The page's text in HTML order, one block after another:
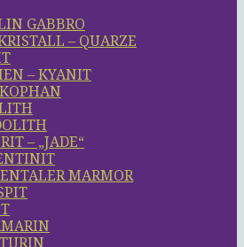
GABBRO
– QUARZE
– KYANIT
– „JADE“
MARMOR